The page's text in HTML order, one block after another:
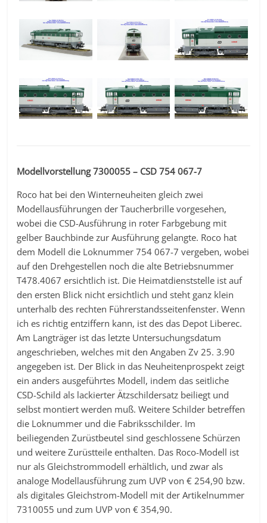
Modellvorstellung 7300055 – CSD 754 067-7
Roco hat bei den Winterneuheiten gleich zwei
Modellausführungen der Taucherbrille vorgesehen,
wobei die CSD-Ausführung in roter Farbgebung mit
gelber Bauchbinde zur Ausführung gelangte. Roco hat
dem Modell die Loknummer 754 067-7 vergeben, wobei
auf den Drehgestellen noch die alte Betriebsnummer
T478.4067 ersichtlich ist. Die Heimatdienststelle ist auf
den ersten Blick nicht ersichtlich und steht ganz klein
unterhalb des rechten Führerstandsseitenfenster. Wenn
ich es richtig entziffern kann, ist des das Depot Liberec.
Am Langträger ist das letzte Untersuchungsdatum
angeschrieben, welches mit den Angaben Zv 25. 3.90
angegeben ist. Der Blick in das Neuheitenprospekt zeigt
ein anders ausgeführtes Modell, indem das seitliche
CSD-Schild als lackierter Ätzschildersatz beiliegt und
selbst montiert werden muß. Weitere Schilder betreffen
die Loknummer und die Fabriksschilder. Im
beiliegenden Zurüstbeutel sind geschlossene Schürzen
und weitere Zurüstteile enthalten. Das Roco-Modell ist
nur als Gleichstrommodell erhältlich, und zwar als
analoge Modellausführung zum UVP von € 254,90 bzw.
als digitales Gleichstrom-Modell mit der Artikelnummer
7310055 und zum UVP von € 354,90.